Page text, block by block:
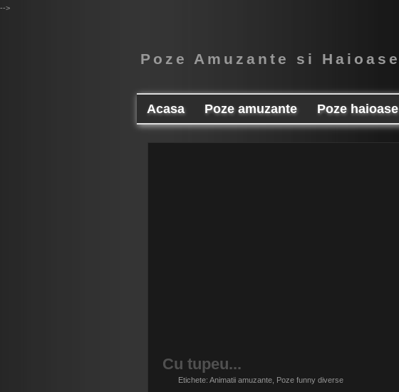
-->
Poze Amuzante si Haioase
Acasa Poze amuzante Poze haioase
Cu tupeu...
Etichete: Animatii amuzante Poze funny diverse